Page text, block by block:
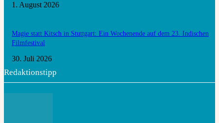
1. August 2026
Magie statt Kitsch in Stuttgart: Ein Wochenende auf dem 23. Indischen
Filmfestival
30. Juli 2026
Redaktionstipp